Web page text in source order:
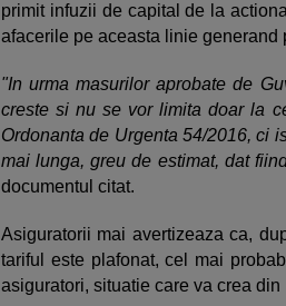
primit infuzii de capital de la
afacerile pe aceasta linie
"In urma masurilor aprobate de
creste si nu se vor limita doar la
Ordonanta de Urgenta 54/2016, ci
mai lunga, greu de estimat, dat
documentul citat.
Asiguratorii mai avertizeaza ca,
tariful este plafonat, cel mai
asiguratori, situatie care va crea